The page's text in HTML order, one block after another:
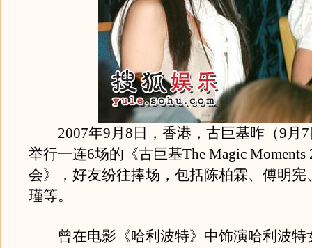
2007年9月8日，香港，古巨基昨（9月7
举行一连6场的《古巨基The Magic Moments
会》，好友纷往捧场，包括陈柏霖、傅明宪
瑾等。
曾在电影《哈利波特》中饰演哈利波特